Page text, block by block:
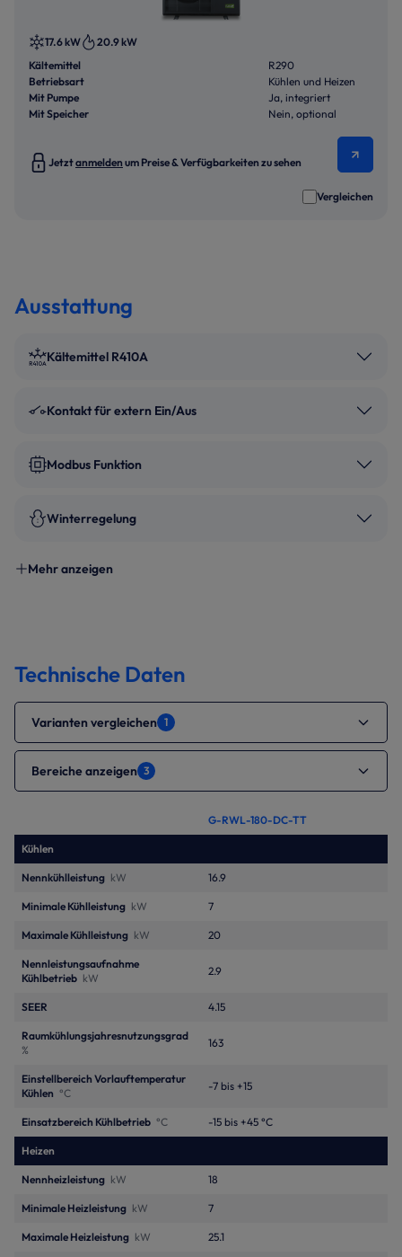
17.6 kW
20.9 kW
Kältemittel
R290
Betriebsart
Kühlen und Heizen
Mit Pumpe
Ja, integriert
Mit Speicher
Nein, optional
Jetztanmelden um Preise & Verfügbarkeiten zu sehen
Vergleichen
Ausstattung
Kältemittel R410A
Kontakt für extern Ein/Aus
Modbus Funktion
Winterregelung
Mehr anzeigen
Technische Daten
Varianten vergleichen 1
Bereiche anzeigen 3
G-RWL-180-DC-TT
Kühlen
Nennkühlleistung kW 16.9
Minimale Kühlleistung kW 7
Maximale Kühlleistung kW 20
Nennleistungsaufnahme
Kühlbetrieb kW
2.9
SEER 4.15
Raumkühlungsjahresnutzungsgrad
%
163
Einstellbereich Vorlauftemperatur
Kühlen °C
-7 bis +15
Einsatzbereich Kühlbetrieb °C -15 bis +45 °C
Heizen
Nennheizleistung kW 18
Minimale Heizleistung kW 7
Maximale Heizleistung kW 25.1